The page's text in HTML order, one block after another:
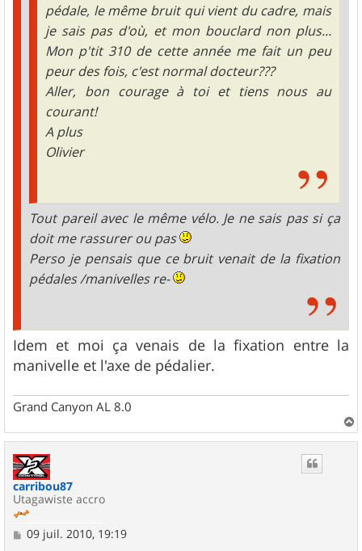
pédale, le même bruit qui vient du cadre, mais
je sais pas d'où, et mon bouclard non plus...
Mon p'tit 310 de cette année me fait un peu
peur des fois, c'est normal docteur???
Aller, bon courage à toi et tiens nous au
courant!
A plus
Olivier
Tout pareil avec le même vélo. Je ne sais pas si ça
doit me rassurer ou pas
Perso je pensais que ce bruit venait de la fixation
pédales /manivelles re-
Idem et moi ça venais de la fixation entre la
manivelle et l'axe de pédalier.
Grand Canyon AL 8.0
a
carribou87
Utagawiste accro
M
09 juil. 2010, 19:19